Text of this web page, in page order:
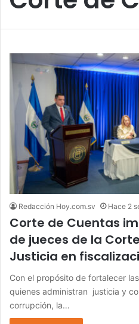
Redacción Hoy.com.sv Hace 2
Corte de Cuentas
de jueces de la
Justicia en
Con el propósito de fortalecer
quienes administran justicia y
corrupción, la…